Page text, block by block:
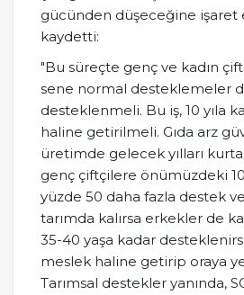
gücünden düşeceğine işaret
kaydetti:
"Bu süreçte genç ve kadın
sene normal desteklemeler
desteklenmeli. Bu iş, 10 yıla
haline getirilmeli. Gıda arz
üretimde gelecek yılları
genç çiftçilere önümüzdeki
yüzde 50 daha fazla destek
tarımda kalırsa erkekler de
35-40 yaşa kadar
meslek haline getirip oraya
Tarımsal destekler yanında,